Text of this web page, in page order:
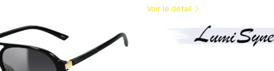
Voir le détail